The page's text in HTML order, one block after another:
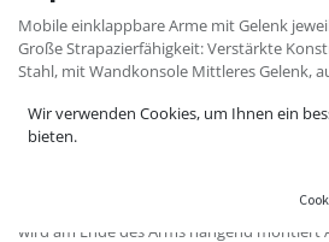
Mobile einklappbare Arme mit Gelenk
Große Strapazierfähigkeit: Verstärkte
Stahl, mit Wandkonsole Mittleres Gelenk,
Positionierung des Schwenkarms
Der Schwenkarm deckt einen großen
Das Bedienterminal (Steuerzentrale der
wird am Ende des Arms hängend montiert
Wir verwenden Cookies, um Ihnen ein
bieten.